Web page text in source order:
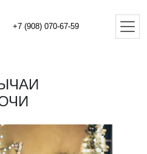
+7 (908) 070-67-59